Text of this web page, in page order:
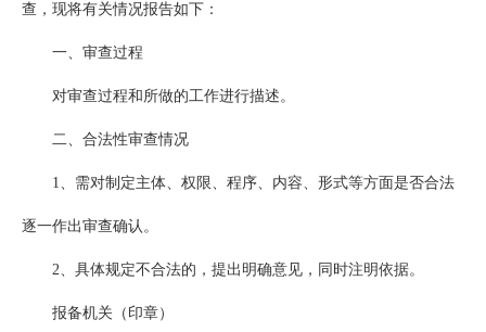
查，现将有关情况报告如下：
一、审查过程
对审查过程和所做的工作进行描述。
二、合法性审查情况
1、需对制定主体、权限、程序、内容、形式等方面是否合法
逐一作出审查确认。
2、具体规定不合法的，提出明确意见，同时注明依据。
报备机关（印章）